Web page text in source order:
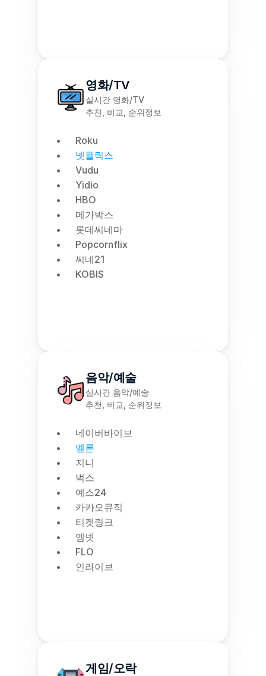
영화/TV
실시간 영화/TV
추천, 비교, 순위정보
Roku
넷플릭스
Vudu
Yidio
HBO
메가박스
롯데씨네마
Popcornflix
씨네21
KOBIS
음악/예술
실시간 음악/예술
추천, 비교, 순위정보
네이버바이브
멜론
지니
벅스
예스24
카카오뮤직
티켓링크
엠넷
FLO
인라이브
게임/오락